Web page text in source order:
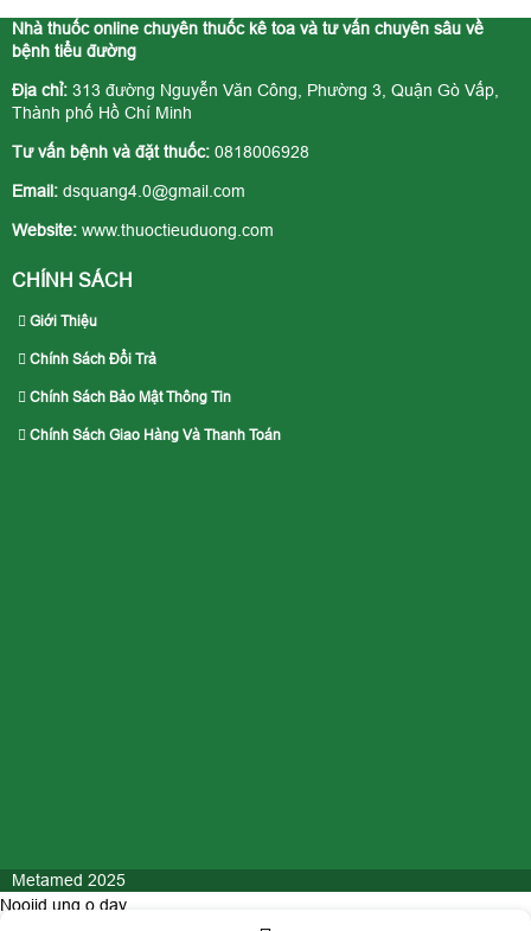
Nhà thuốc online chuyên thuốc kê toa và tư vấn chuyên sâu về
bệnh tiểu đường
Địa chỉ: 313 đường Nguyễn Văn Công, Phường 3, Quận Gò Vấp,
Thành phố Hồ Chí Minh
Tư vấn bệnh và đặt thuốc: 0818006928
Email: dsquang4.0@gmail.com
Website: www.thuoctieuduong.com
CHÍNH SÁCH
Giới Thiệu
Chính Sách Đổi Trả
Chính Sách Bảo Mật Thông Tin
Chính Sách Giao Hàng Và Thanh Toán
Metamed 2025
Nooijd ung o day